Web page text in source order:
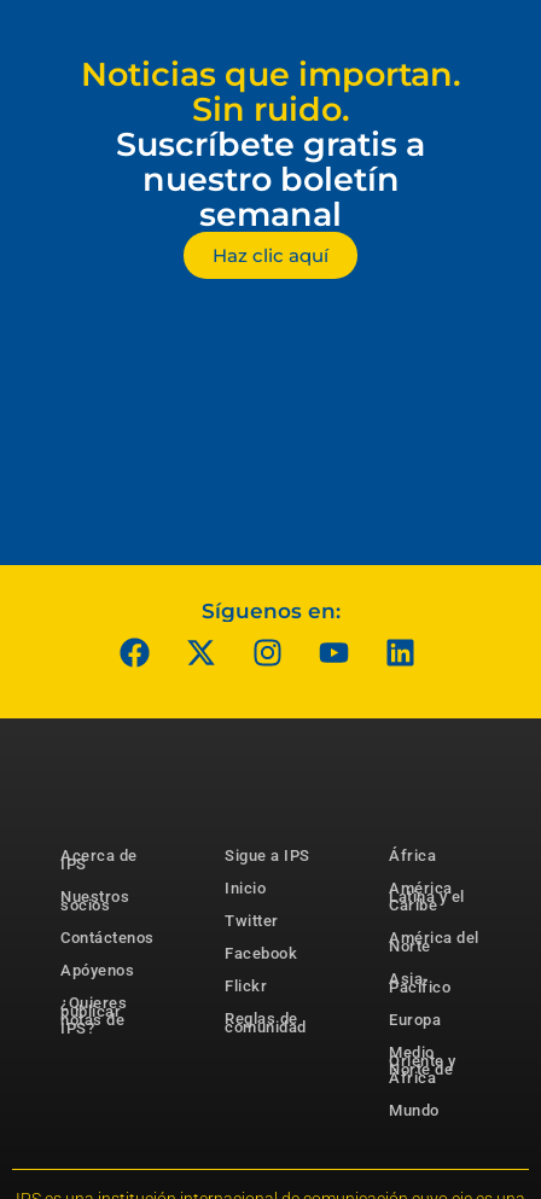
Noticias que importan.
Sin ruido.
Suscríbete gratis a
nuestro boletín
semanal
Haz clic aquí
Síguenos en:
Acerca de
IPS
Nuestros
socios
Contáctenos
Apóyenos
¿Quieres
publicar
notas de
IPS?
Sigue a IPS
Inicio
Twitter
Facebook
Flickr
Reglas de
comunidad
África
América
Latina y el
Caribe
América del
Norte
Asia-
Pacífico
Europa
Medio
Oriente y
Norte de
África
Mundo